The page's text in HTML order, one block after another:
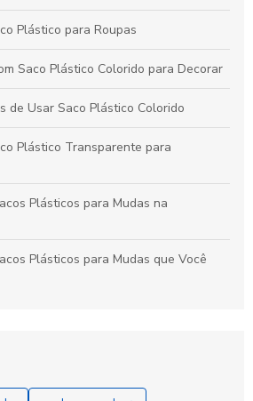
Plástico para Roupas
Saco Plástico Colorido para Decorar
de Usar Saco Plástico Colorido
Plástico Transparente para
Plásticos para Mudas na
Plásticos para Mudas que Você
Transparente